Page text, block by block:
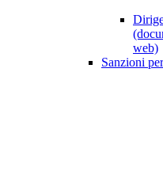
web)
Sanzioni